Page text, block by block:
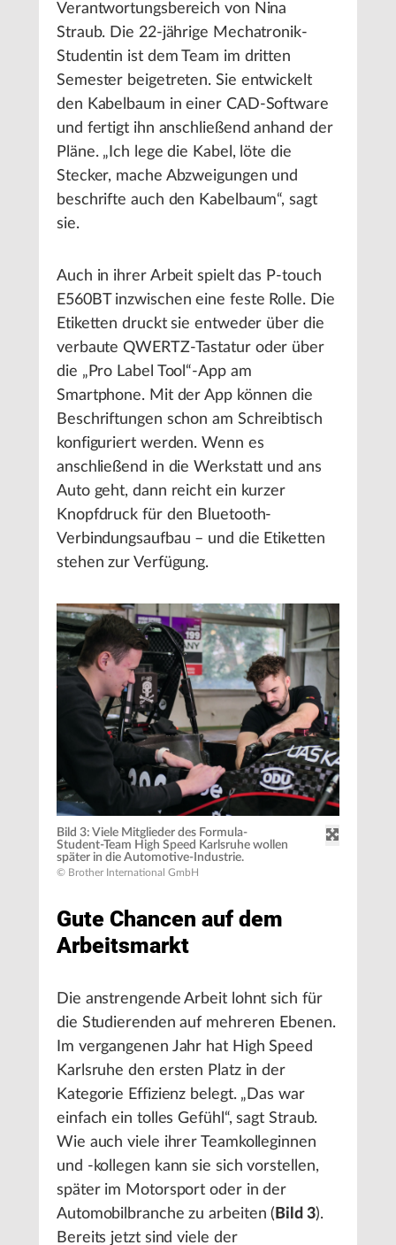
Verantwortungsbereich von Nina
Straub. Die 22-jährige Mechatronik-
Studentin ist dem Team im dritten
Semester beigetreten. Sie entwickelt
den Kabelbaum in einer CAD-Software
und fertigt ihn anschließend anhand der
Pläne. „Ich lege die Kabel, löte die
Stecker, mache Abzweigungen und
beschrifte auch den Kabelbaum“, sagt
sie.
Auch in ihrer Arbeit spielt das P-touch
E560BT inzwischen eine feste Rolle. Die
Etiketten druckt sie entweder über die
verbaute QWERTZ-Tastatur oder über
die „Pro Label Tool“-App am
Smartphone. Mit der App können die
Beschriftungen schon am Schreibtisch
konfiguriert werden. Wenn es
anschließend in die Werkstatt und ans
Auto geht, dann reicht ein kurzer
Knopfdruck für den Bluetooth-
Verbindungsaufbau – und die Etiketten
stehen zur Verfügung.
Bild 3: Viele Mitglieder des Formula-
Student-Team High Speed Karlsruhe wollen
später in die Automotive-Industrie.
© Brother International GmbH
Gute Chancen auf dem
Arbeitsmarkt
Die anstrengende Arbeit lohnt sich für
die Studierenden auf mehreren Ebenen.
Im vergangenen Jahr hat High Speed
Karlsruhe den ersten Platz in der
Kategorie Effizienz belegt. „Das war
einfach ein tolles Gefühl“, sagt Straub.
Wie auch viele ihrer Teamkolleginnen
und -kollegen kann sie sich vorstellen,
später im Motorsport oder in der
Automobilbranche zu arbeiten ( Bild 3).
Bereits jetzt sind viele der